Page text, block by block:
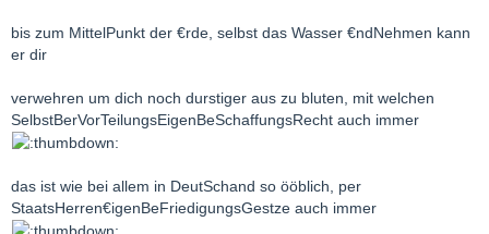
bis zum MittelPunkt der €rde, selbst das Wasser €ndNehmen kann
er dir
verwehren um dich noch durstiger aus zu bluten, mit welchen
SelbstBerVorTeilungsEigenBeSchaffungsRecht auch immer
das ist wie bei allem in DeutSchand so ööblich, per
StaatsHerren€igenBeFriedigungsGestze auch immer